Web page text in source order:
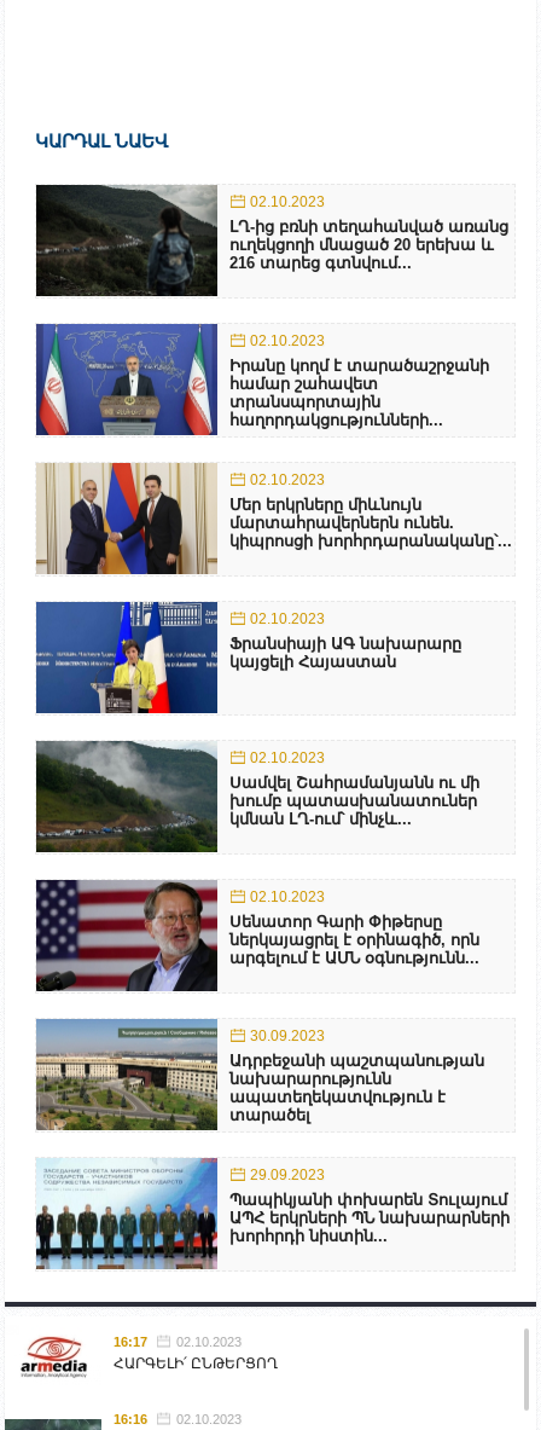
ԿԱՐԴԱԼ ՆԱԵՎ
02.10.2023
ԼՂ-ից բռնի տեղահանված առանց
ուղեկցողի մնացած 20 երեխա և
216 տարեց գտնվում...
02.10.2023
Իրանը կողմ է տարածաշրջանի
համար շահավետ
տրանսպորտային
հաղորդակցությունների...
02.10.2023
Մեր երկրները միևնույն
մարտահրավերներն ունեն.
կիպրոսցի խորհրդարանականը՝...
02.10.2023
Ֆրանսիայի ԱԳ նախարարը
կայցելի Հայաստան
02.10.2023
Սամվել Շահրամանյանն ու մի
խումբ պատասխանատուներ
կմնան ԼՂ-ում՝ մինչև...
02.10.2023
Սենատոր Գարի Փիթերսը
ներկայացրել է օրինագիծ, որն
արգելում է ԱՄՆ օգնությունն...
30.09.2023
Ադրբեջանի պաշտպանության
նախարարությունն
ապատեղեկատվություն է
տարածել
29.09.2023
Պապիկյանի փոխարեն Տուլայում
ԱՊՀ երկրների ՊՆ նախարարների
խորհրդի նիստին...
16:17 02.10.2023
ՀԱՐԳԵԼԻ՛ ԸՆԹԵՐՑՈՂ
16:16 02.10.2023